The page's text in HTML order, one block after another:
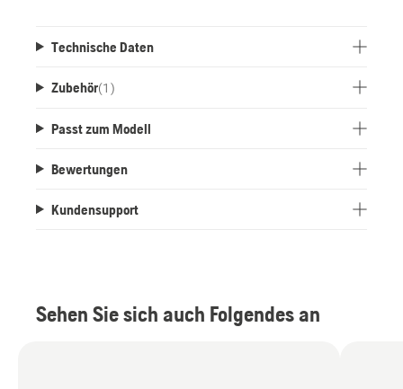
Klasse 2 (24 m / s). Größen 38–47.
Technische Daten
Zubehör(1 )
Passt zum Modell
Bewertungen
Kundensupport
Sehen Sie sich auch Folgendes an